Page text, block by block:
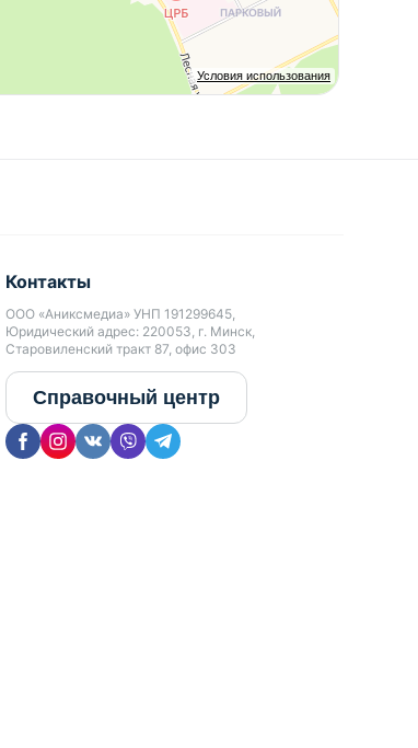
Условия использования
Контакты
ООО «Аниксмедиа» УНП 191299645,
Юридический адрес: 220053, г. Минск,
Старовиленский тракт 87, офис 303
Справочный центр